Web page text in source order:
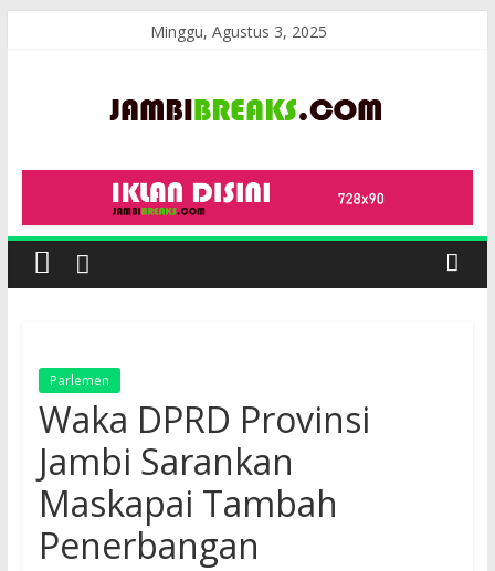
Minggu, Agustus 3, 2025
JambiBreaks
Parlemen
Waka DPRD Provinsi
Jambi Sarankan
Maskapai Tambah
Penerbangan